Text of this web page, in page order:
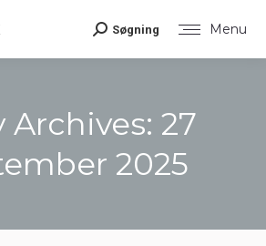
Menu
Search:
Søgning
Archives: 27
2025